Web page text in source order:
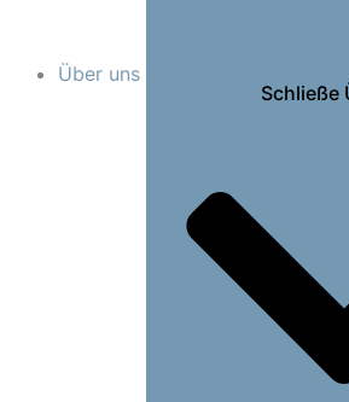
Über uns
Schließe